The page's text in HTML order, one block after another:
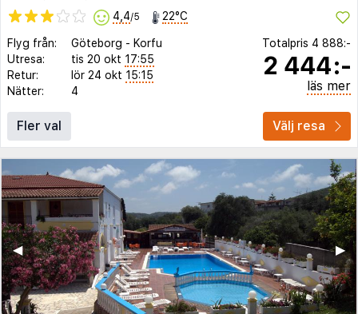
4,4/5 22°C
Flyg från: Göteborg - Korfu
Utresa:
tis 20 okt 17:55
Retur:
lör 24 okt 15:15
Nätter:
4
Totalpris 4 888:-
2 444:-
läs mer
Fler val Välj resa
▶︎
◀︎